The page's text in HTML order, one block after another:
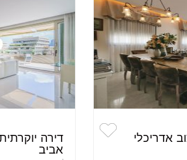
אדריכלי
דירה
אביב